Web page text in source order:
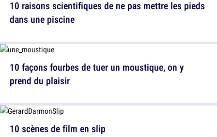
10 façons fourbes de tuer un moustique, on y
prend du plaisir
10 raisons scientifiques de ne pas mettre les pieds
dans une piscine
10 scènes de film en slip